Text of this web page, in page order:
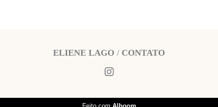
ELIENE LAGO / CONTATO